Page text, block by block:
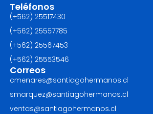
Teléfonos
(+562) 25517430‬
(+562) 25557785
(+562) 25567453‬
(+562) ‪25553546
Correos
cmenares@santiagohermanos.cl
smarquez@santiagohermanos.cl
ventas@santiagohermanos.cl